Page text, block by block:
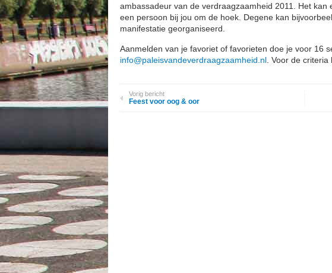
ambassadeur van de verdraagzaamheid 2011. Het
een persoon bij jou om de hoek. Degene kan
manifestatie georganiseerd.
Aanmelden van je favoriet of favorieten doe je voor 16
info@paleisvandeverdraagzaamheid.nl . Voor de criteria
Vorig bericht
Feest voor oog & oor